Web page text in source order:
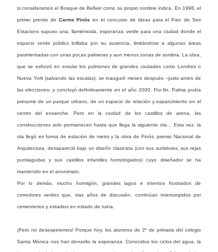
si consideramos el Bosque de Bellver como su propio nombre indica. En 1998, el
primer premio de Carme Pinós en el concurso de ideas para el Parc de Ses
Estacions supuso una, llamémosla, esperanza verde para una ciudad donde el
espacio verde público brillaba por su ausencia, limitándose a algunas áreas
pavimentadas con unas pocas palmeras y aun menos zonas de sombra. La obra,
que se esforzó en emular los pulmones de grandes ciudades como Londres o
Nueva York (salvando las escalas), se inauguró meses después –justo antes de
las elecciones- y concluyó definitivamente en el año 2000. Por fin, Palma podía
presumir de un parque urbano, de un espacio de relación y esparcimiento en el
centro del ensanche. Pero en la ciudad de los castillos de arena, las
construcciones solo permanecen hasta que llega la siguiente ola… Esta vez, la
ola llegó en forma de estación de metro y la obra de Pinós, premio Nacional de
Arquitectura, desapareció bajo un diseño clasicista (con sus surtidores, sus rejas
puntiagudas y sus castillos infantiles homologados) cuyo diseñador se ha
mantenido en el anonimato.
Por lo demás, mucho hormigón, grandes lagos e intentos frustrados de
corredores verdes que, tras años de discusión, continúan interrumpidos por
cementerios y estadios en estado de ruina.
¡Pero no desesperemos! Porque hoy, los alumnos de 2º de primaria del colegio
Santa Mónica nos han devuelto la esperanza. Conocidos los ciclos del agua, la